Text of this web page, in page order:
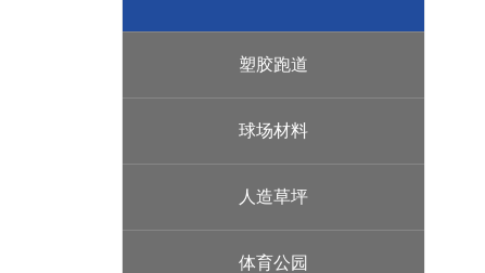
塑胶跑道
球场材料
人造草坪
体育公园